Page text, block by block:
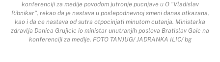
konferenciji za medije povodom jutronje pucnjave u O "Vladislav
Ribnikar", rekao da je nastava u poslepodnevnoj smeni danas otkazana,
kao i da ce nastava od sutra otpocinjati minutom cutanja. Ministarka
zdravlja Danica Grujicic io ministar unutranjih poslova Bratislav Gaic na
konferenciji za medije. FOTO TANJUG/ JADRANKA ILIC/ bg